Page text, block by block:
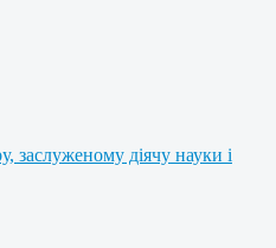
діячу науки і